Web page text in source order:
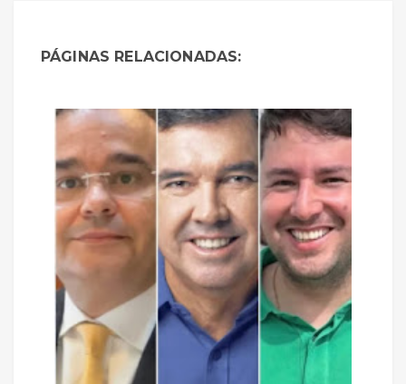
PÁGINAS RELACIONADAS: